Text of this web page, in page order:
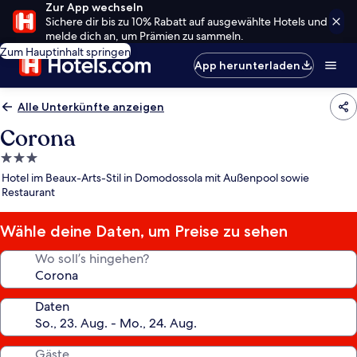
Zur App wechseln
Sichere dir bis zu 10% Rabatt auf ausgewählte Hotels und
melde dich an, um Prämien zu sammeln.
Zum Hauptinhalt springen
App herunterladen
Alle Unterkünfte anzeigen
Corona
3.0-
Sterne-
Unterkunft
Hotel im Beaux-Arts-Stil in Domodossola mit Außenpool sowie
Restaurant
Wähle deine Daten, um Preise zu sehen
Wo soll’s hingehen?
Daten